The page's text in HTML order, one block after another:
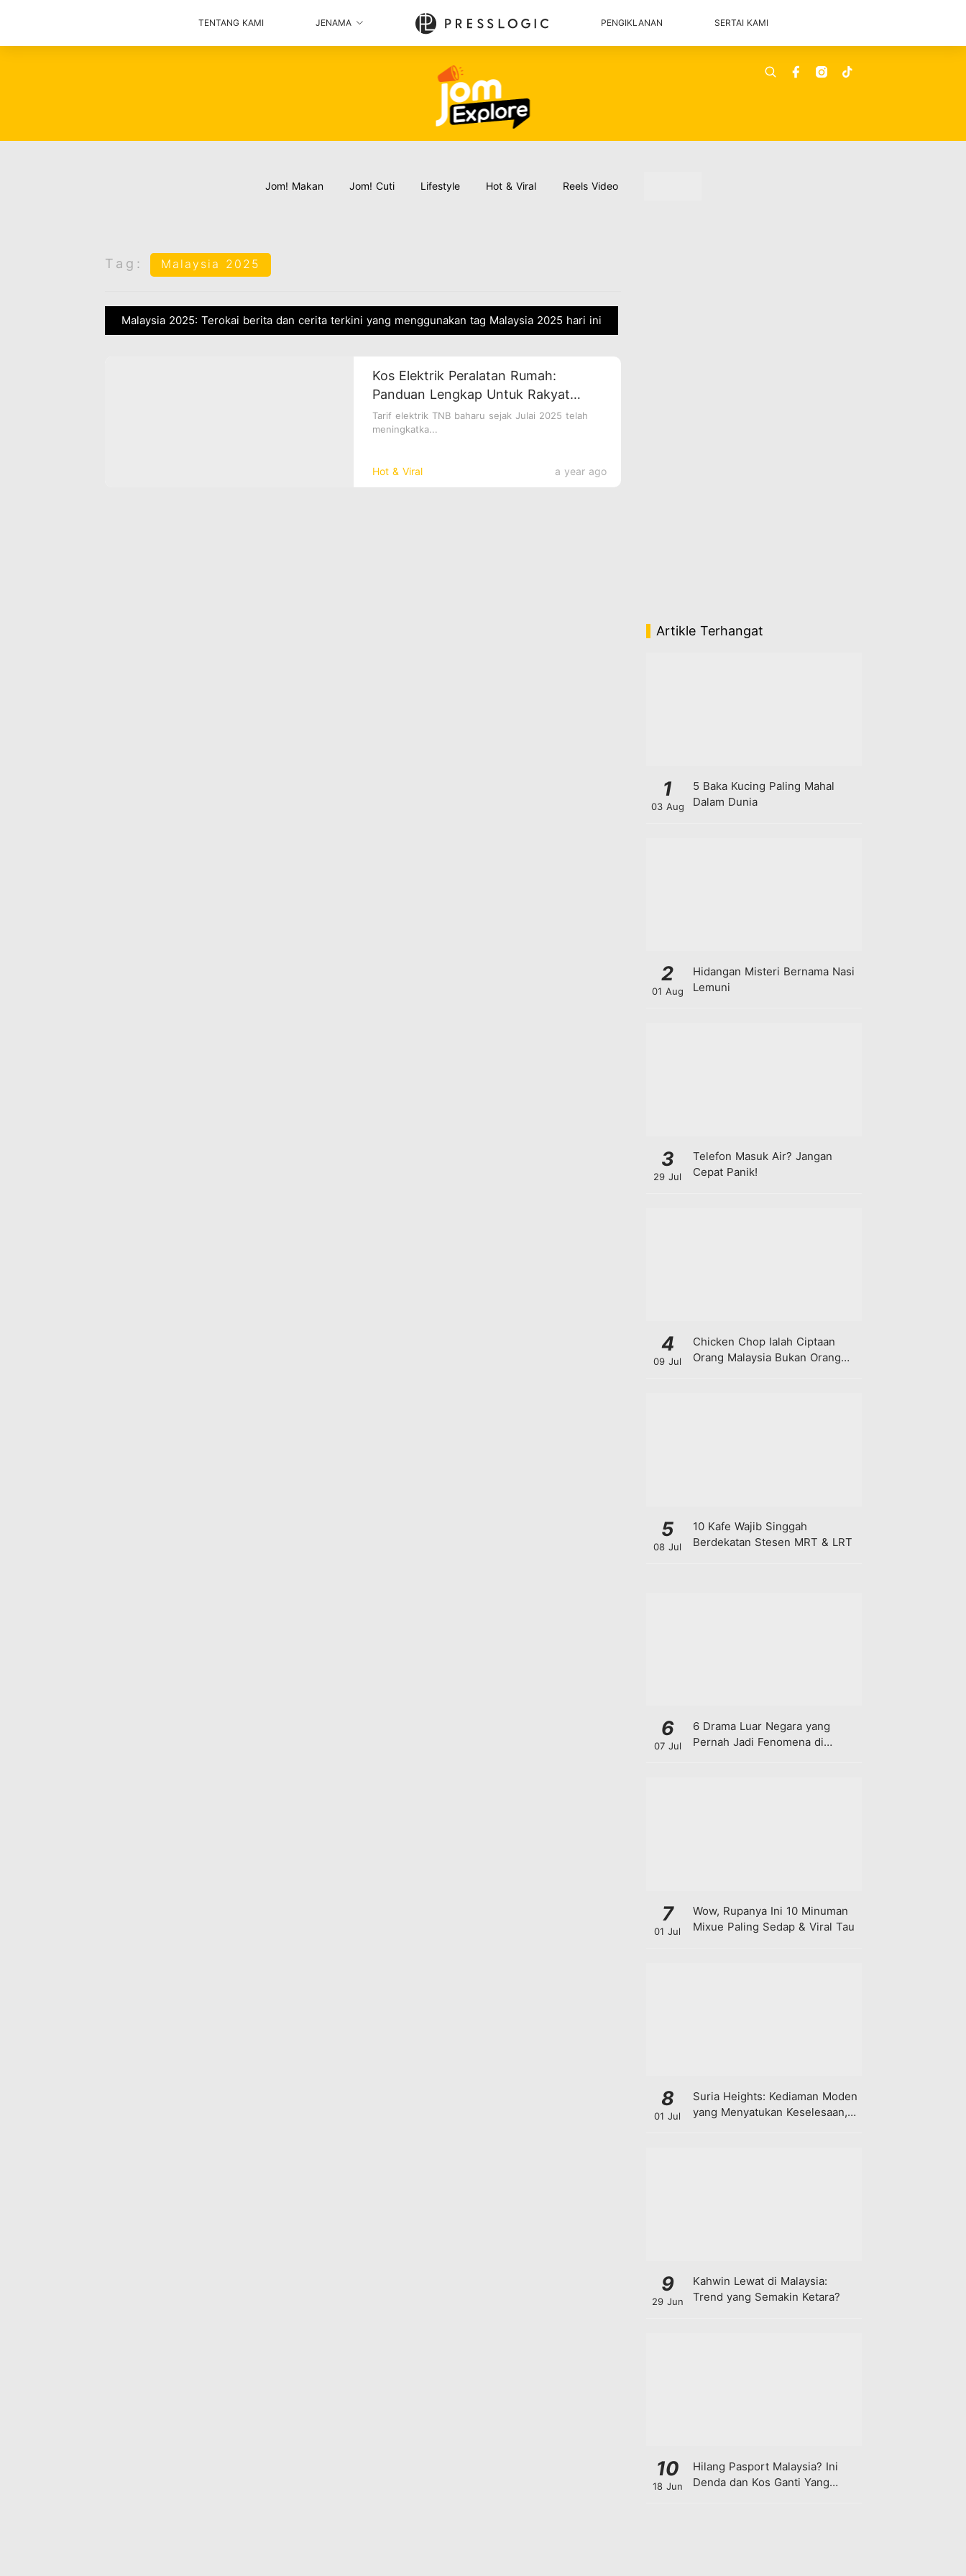
TENTANG KAMI JENAMA PENGIKLANAN SERTAI KAMI
Jom! Makan Jom! Cuti Lifestyle Hot & Viral Reels Video
Tag: Malaysia 2025
Malaysia 2025: Terokai berita dan cerita terkini yang menggunakan tag Malaysia 2025 hari ini
Hot & Viral a year ago
Kos Elektrik Peralatan Rumah:
Panduan Lengkap Untuk Rakyat
Malaysia 2025
Tarif elektrik TNB baharu sejak Julai 2025 telah
meningkatka...
Artikle Terhangat
1
03 Aug
5 Baka Kucing Paling Mahal
Dalam Dunia
2
01 Aug
Hidangan Misteri Bernama Nasi
Lemuni
3
29 Jul
Telefon Masuk Air? Jangan
Cepat Panik!
4
09 Jul
Chicken Chop Ialah Ciptaan
Orang Malaysia Bukan Orang
5
08 Jul
10 Kafe Wajib Singgah
Berdekatan Stesen MRT & LRT
6
07 Jul
6 Drama Luar Negara yang
Pernah Jadi Fenomena di
7
01 Jul
Wow, Rupanya Ini 10 Minuman
Mixue Paling Sedap & Viral Tau
8
01 Jul
Suria Heights: Kediaman Moden
yang Menyatukan Keselesaan,
9
29 Jun
Kahwin Lewat di Malaysia:
Trend yang Semakin Ketara?
10
18 Jun
Hilang Pasport Malaysia? Ini
Denda dan Kos Ganti Yang